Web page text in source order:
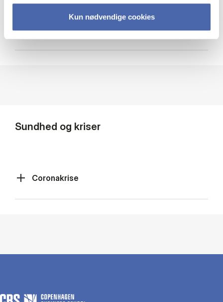
Kun nødvendige cookies
Cybersikkerhed
Sundhed og kriser
Coronakrise